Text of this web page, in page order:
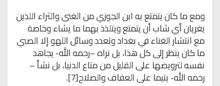
ومع ما كان يتمتع به ابن الجوزي من الغنى والثراء اللذين
يغريان أي شاب أن يتمتع ويتلذذ بهما ما يشاء وخاصة
مع انتشار الغناء في بغداد وتعدد وسائل اللهو إلا الصبي
ما كان ينظر إلى كل هذا، بل نراه –رحمه الله- يجاهد
نفسه لترويضها على القليل من متاع الدنيا، بل نشأ –
رحمه الله- يتيما على العفاف والصلاح[7].